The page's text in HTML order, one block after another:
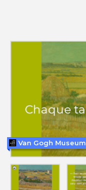
Van Gogh Museum